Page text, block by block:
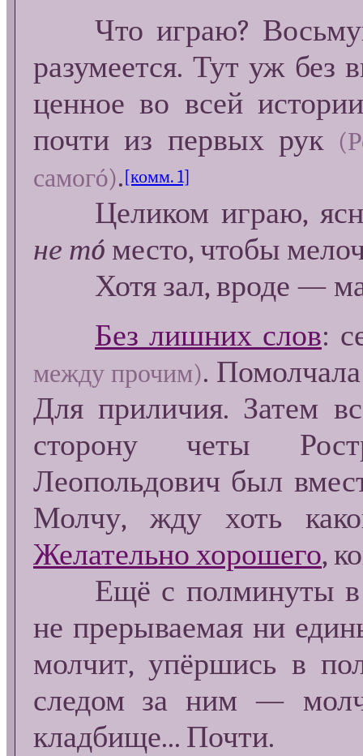
Что играю? Восьмую
разумеется. Тут уж
ценное во всей
почти из первых рук
самогó).[комм. 1]
Целиком играю,
не тó место, чтобы
Хотя зал, вроде —
Без лишних слов:
между прочим).
Для приличия. Затем
сторону четы
Леопольдович был
Молчу, жду хоть
Желательно хорошего,
Ещё с полминуты в
не прерываемая ни
молчит, упёршись в
следом за ним —
кладбище... Почти.